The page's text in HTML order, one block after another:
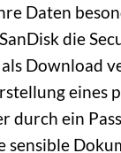
Daten
die
Download
eines
durch ein
sensible